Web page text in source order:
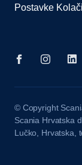
Postavke
© Copyright
Scania Hrvatska
Lučko, Hrvatska,